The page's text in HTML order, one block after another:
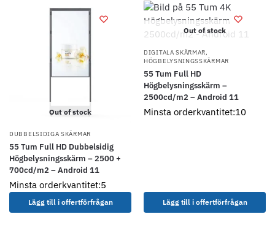
Out of stock
DUBBELSIDIGA SKÄRMAR
55 Tum Full HD Dubbelsidig
Högbelysningsskärm – 2500 +
700cd/m2 – Android 11
Minsta orderkvantitet:5
Lägg till i offertförfrågan
Out of stock
DIGITALA SKÄRMAR,
HÖGBELYSNINGSSKÄRMAR
55 Tum Full HD
Högbelysningsskärm –
2500cd/m2 – Android 11
Minsta orderkvantitet:10
Lägg till i offertförfrågan